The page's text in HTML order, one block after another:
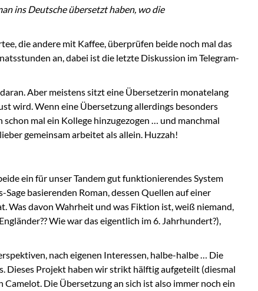
ins Deutsche übersetzt haben, wo die
die andere mit Kaffee, überprüfen beide noch mal das
an, dabei ist die letzte Diskussion im Telegram-
Aber meistens sitzt eine Übersetzerin monatelang
wird. Wenn eine Übersetzung allerdings besonders
mal ein Kollege hinzugezogen … und manchmal
gemeinsam arbeitet als allein. Huzzah!
ein für unser Tandem gut funktionierendes System
basierenden Roman, dessen Quellen auf einer
Was davon Wahrheit und was Fiktion ist, weiß niemand,
Wie war das eigentlich im 6. Jahrhundert?),
nach eigenen Interessen, halbe-halbe … Die
Dieses Projekt haben wir strikt hälftig aufgeteilt (diesmal
Die Übersetzung an sich ist also immer noch ein